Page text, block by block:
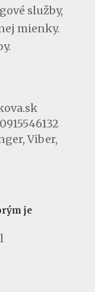
služby,
mienky.
Viber,
je